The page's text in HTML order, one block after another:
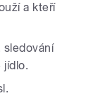
a kteří
sledování
jídlo.